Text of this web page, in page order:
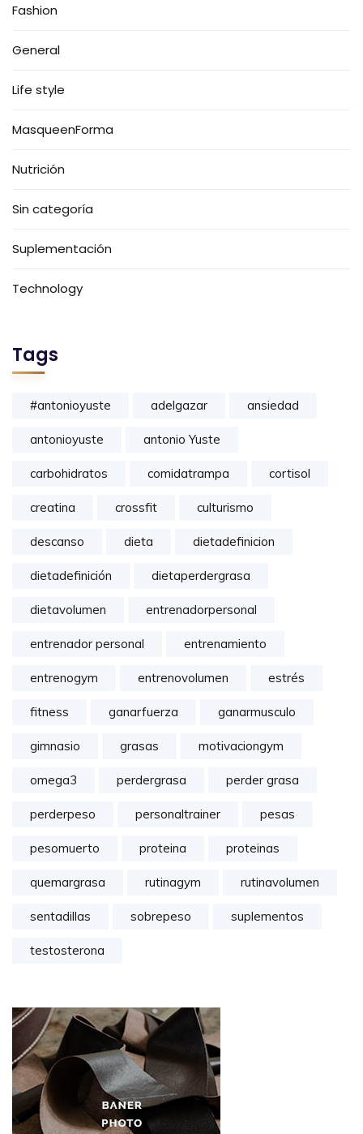
Fashion
General
Life style
MasqueenForma
Nutrición
Sin categoría
Suplementación
Technology
Tags
#antonioyuste adelgazar ansiedad
antonioyuste antonio Yuste
carbohidratos comidatrampa cortisol
creatina crossfit culturismo
descanso dieta dietadefinicion
dietadefinición dietaperdergrasa
dietavolumen entrenadorpersonal
entrenador personal entrenamiento
entrenogym entrenovolumen estrés
fitness ganarfuerza ganarmusculo
gimnasio grasas motivaciongym
omega3 perdergrasa perder grasa
perderpeso personaltrainer pesas
pesomuerto proteina proteinas
quemargrasa rutinagym rutinavolumen
sentadillas sobrepeso suplementos
testosterona